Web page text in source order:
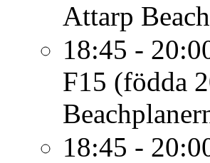
Attarp
18:45 -
F15 (födda
18:45 -